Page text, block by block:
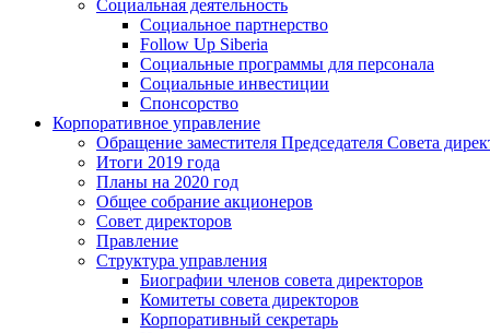
Социальная деятельность
Социальное партнерство
Follow Up Siberia
Социальные программы для персонала
Социальные инвестиции
Спонсорство
Корпоративное управление
Обращение заместителя Председателя Совета
Итоги 2019 года
Планы на 2020 год
Общее собрание акционеров
Совет директоров
Правление
Структура управления
Биографии членов совета директоров
Комитеты совета директоров
Корпоративный секретарь